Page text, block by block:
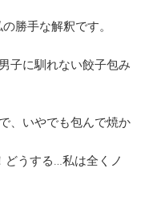
勝手な解釈です。
子に馴れない餃子包み
、いやでも包んで焼か
うする…私は全くノ